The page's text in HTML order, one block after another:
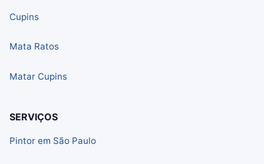
Cupins
Mata Ratos
Matar Cupins
SERVIÇOS
Pintor em São Paulo